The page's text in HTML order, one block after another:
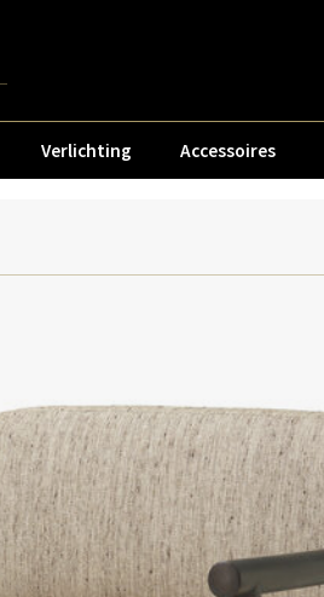
Verlichting Accessoires